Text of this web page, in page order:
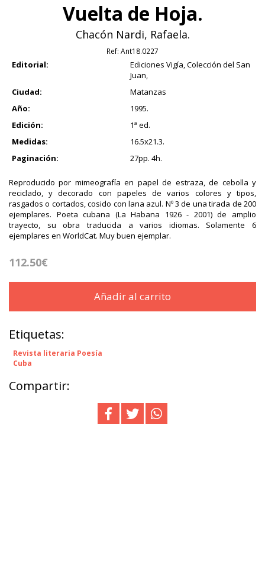
Vuelta de Hoja.
Chacón Nardi, Rafaela.
Ref: Ant18.0227
Editorial:
Ediciones Vigía, Colección del San
Juan,
Ciudad:
Matanzas
Año:
1995.
Edición:
1ª ed.
Medidas:
16.5x21.3.
Paginación:
27pp. 4h.
Reproducido por mimeografía en papel de estraza, de cebolla y
reciclado, y decorado con papeles de varios colores y tipos,
rasgados o cortados, cosido con lana azul. Nº 3 de una tirada de 200
ejemplares. Poeta cubana (La Habana 1926 - 2001) de amplio
trayecto, su obra traducida a varios idiomas. Solamente 6
ejemplares en WorldCat. Muy buen ejemplar.
112.50€
Añadir al carrito
Etiquetas:
Revista literaria Poesía
Cuba
Compartir: